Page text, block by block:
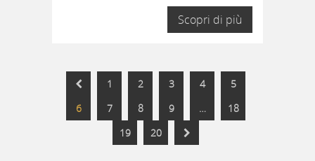
Scopri di più
1 2 3 4
5
6
7 8 9 …
18
19
20